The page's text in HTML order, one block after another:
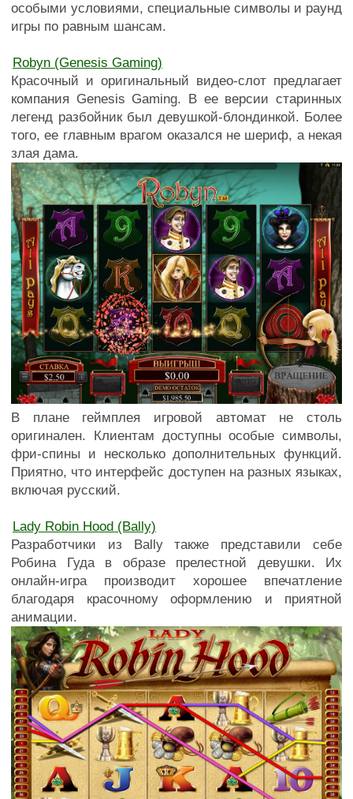
особыми условиями, специальные символы и раунд
игры по равным шансам.
Robyn (Genesis Gaming)
Красочный и оригинальный видео-слот предлагает
компания Genesis Gaming. В ее версии старинных
легенд разбойник был девушкой-блондинкой. Более
того, ее главным врагом оказался не шериф, а некая
злая дама.
В плане геймплея игровой автомат не столь
оригинален. Клиентам доступны особые символы,
фри-спины и несколько дополнительных функций.
Приятно, что интерфейс доступен на разных языках,
включая русский.
Lady Robin Hood (Bally)
Разработчики из Bally также представили себе
Робина Гуда в образе прелестной девушки. Их
онлайн-игра производит хорошее впечатление
благодаря красочному оформлению и приятной
анимации.